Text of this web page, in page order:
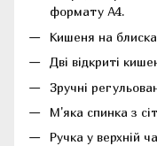
формату А4.
Кишеня на
Дві відкриті
Зручні
М'яка спинка з
Ручка у верхній